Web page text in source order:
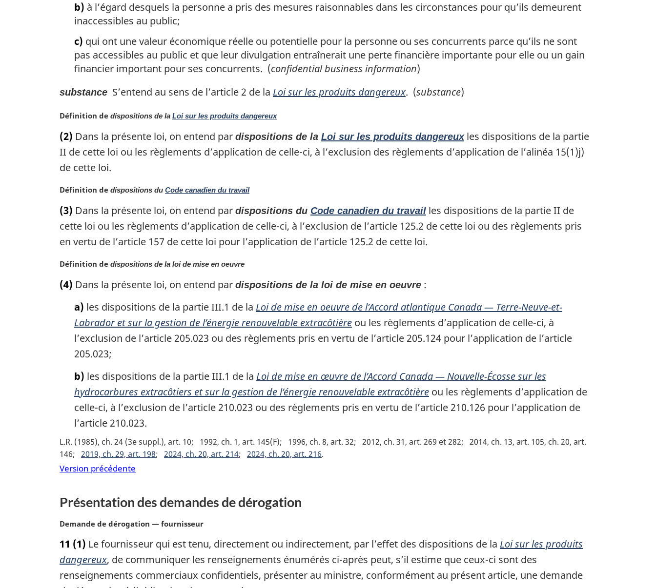
b) à l’égard desquels la personne a pris des mesures raisonnables dans les circonstances pour qu’ils demeurent
inaccessibles au public;
c) qui ont une valeur économique réelle ou potentielle pour la personne ou ses concurrents parce qu’ils ne sont
pas accessibles au public et que leur divulgation entraînerait une perte financière importante pour elle ou un gain
financier important pour ses concurrents. (confidential business information)
substance S’entend au sens de l’article 2 de la Loi sur les produits dangereux. (substance)
N
t
e
a
g
i
n
a
l
:
Définition de dispositions de la Loi sur les produits dangereux
(2) Dans la présente loi, on entend par dispositions de la Loi sur les produits dangereuxles dispositions de la partie
II de cette loi ou les règlements d’application de celle-ci, à l’exclusion des règlements d’application de l’alinéa 15(1)j)
de cette loi.
N
t
e
a
g
i
n
Définition de dispositions du Code canadien du travail
(3) Dans la présente loi, on entend par dispositions du Code canadien du travail les dispositions de la partie II de
cette loi ou les règlements d’application de celle-ci, à l’exclusion de l’article 125.2 de cette loi ou des règlements pris
en vertu de l’article 157 de cette loi pour l’application de l’article 125.2 de cette loi.
N
t
Définition de dispositions de la loi de mise en oeuvre
(4) Dans la présente loi, on entend par dispositions de la loi de mise en oeuvre :
a) les dispositions de la partie III.1 de la Loi de mise en oeuvre de l’Accord atlantique Canada — Terre-Neuve-et-
Labrador et sur la gestion de l’énergie renouvelable extracôtière ou les règlements d’application de celle-ci, à
l’exclusion de l’article 205.023 ou des règlements pris en vertu de l’article 205.124 pour l’application de l’article
205.023;
b) les dispositions de la partie III.1 de la Loi de mise en œuvre de l’Accord Canada — Nouvelle-Écosse sur les
hydrocarbures extracôtiers et sur la gestion de l’énergie renouvelable extracôtière ou les règlements d’application de
celle-ci, à l’exclusion de l’article 210.023 ou des règlements pris en vertu de l’article 210.126 pour l’application de
l’article 210.023.
L.R. (1985), ch. 24 (3e suppl.), art. 10 1992, ch. 1, art. 145(F) 1996, ch. 8, art. 32 2012, ch. 31, art. 269 et 282
2014, ch. 13, art. 105, ch. 20, art.
146
2019, ch. 29, art. 198 2024, ch. 20, art. 214 2024, ch. 20, art. 216
Version précédente
Présentation des demandes de dérogation
N
t
e
a
Demande de dérogation — fournisseur
11 (1) Le fournisseur qui est tenu, directement ou indirectement, par l’effet des dispositions de la Loi sur les produits
dangereux, de communiquer les renseignements énumérés ci-après peut, s’il estime que ceux-ci sont des
renseignements commerciaux confidentiels, présenter au ministre, conformément au présent article, une demande